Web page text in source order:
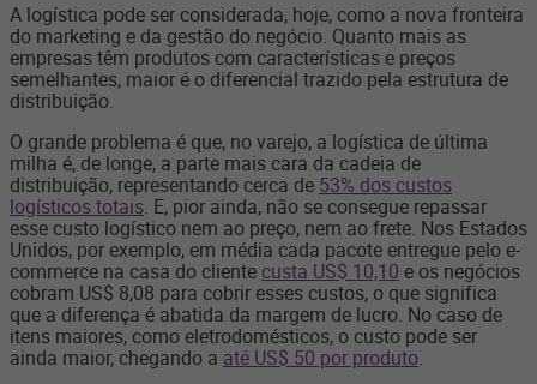
A logística pode ser considerada, hoje, como a nova fronteira
do marketing e da gestão do negócio. Quanto mais as
empresas têm produtos com características e preços
semelhantes, maior é o diferencial trazido pela estrutura de
distribuição.
O grande problema é que, no varejo, a logística de última
milha é, de longe, a parte mais cara da cadeia de
distribuição, representando cerca de 53% dos custos
logísticos totais. E, pior ainda, não se consegue repassar
esse custo logístico nem ao preço, nem ao frete. Nos Estados
Unidos, por exemplo, em média cada pacote entregue pelo e-
commerce na casa do cliente custa US$ 10,10 e os negócios
cobram US$ 8,08 para cobrir esses custos, o que significa
que a diferença é abatida da margem de lucro. No caso de
itens maiores, como eletrodomésticos, o custo pode ser
ainda maior, chegando a até US$ 50 por produto.